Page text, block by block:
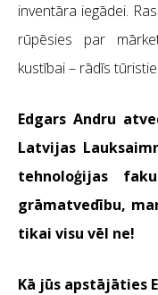
inventāra iegādei.
rūpēsies par
kustībai – rādīs
Edgars Andru
Latvijas
tehnoloģijas
grāmatvedību,
tikai visu vēl ne!
Kā jūs apstājāties